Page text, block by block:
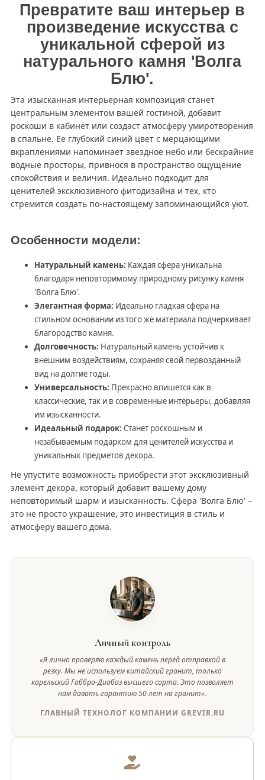
Превратите ваш интерьер в
произведение искусства с
уникальной сферой из
натурального камня 'Волга
Блю'.
Эта изысканная интерьерная композиция станет
центральным элементом вашей гостиной, добавит
роскоши в кабинет или создаст атмосферу умиротворения
в спальне. Ее глубокий синий цвет с мерцающими
вкраплениями напоминает звездное небо или бескрайние
водные просторы, привнося в пространство ощущение
спокойствия и величия. Идеально подходит для
ценителей эксклюзивного фитодизайна и тех, кто
стремится создать по-настоящему запоминающийся уют.
Особенности модели:
Натуральный камень: Каждая сфера уникальна
благодаря неповторимому природному рисунку камня
'Волга Блю'.
Элегантная форма: Идеально гладкая сфера на
стильном основании из того же материала подчеркивает
благородство камня.
Долговечность: Натуральный камень устойчив к
внешним воздействиям, сохраняя свой первозданный
вид на долгие годы.
Универсальность: Прекрасно впишется как в
классические, так и в современные интерьеры, добавляя
им изысканности.
Идеальный подарок: Станет роскошным и
незабываемым подарком для ценителей искусства и
уникальных предметов декора.
Не упустите возможность приобрести этот эксклюзивный
элемент декора, который добавит вашему дому
неповторимый шарм и изысканность. Сфера 'Волга Блю' –
это не просто украшение, это инвестиция в стиль и
атмосферу вашего дома.
Личный контроль
«Я лично проверяю каждый камень перед отправкой в
резку. Мы не используем китайский гранит, только
карельский Габбро-Диабаз высшего сорта. Это позволяет
нам давать гарантию 50 лет на гранит».
ГЛАВНЫЙ ТЕХНОЛОГ КОМПАНИИ GREVIR.RU